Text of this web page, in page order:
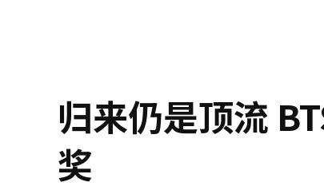
归来仍是顶流
奖